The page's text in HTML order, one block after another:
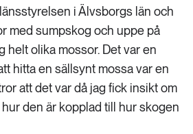
i Älvsborgs län och
med sumpskog och uppe på
helt olika mossor. Det var en
hitta en sällsynt mossa var en
att det var då jag fick insikt om
den är kopplad till hur skogen